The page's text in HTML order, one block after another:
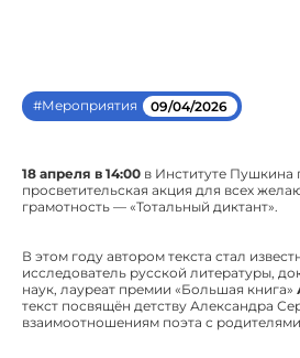
#Мероприятия 09/04/2026
18 апреля в 14:00 в Институте Пушкина
просветительская акция для всех
грамотность — «Тотальный диктант».
В этом году автором текста стал
исследователь русской литературы,
наук, лауреат премии «Большая книга»
текст посвящён детству Александра
взаимоотношениям поэта с